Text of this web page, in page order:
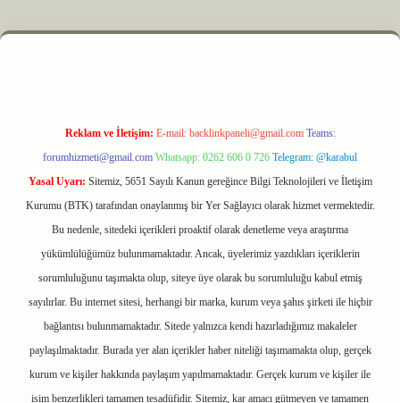
m elexbet
Reklam ve İletişim: E-mail: backlinkpaneli@gmail.com Teams:
forumhizmeti@gmail.com Whatsapp: 0262 606 0 726 Telegram: @karabul
Yasal Uyarı: Sitemiz, 5651 Sayılı Kanun gereğince Bilgi Teknolojileri ve İletişim
Kurumu (BTK) tarafından onaylanmış bir Yer Sağlayıcı olarak hizmet vermektedir.
Bu nedenle, sitedeki içerikleri proaktif olarak denetleme veya araştırma
yükümlülüğümüz bulunmamaktadır. Ancak, üyelerimiz yazdıkları içeriklerin
sorumluluğunu taşımakta olup, siteye üye olarak bu sorumluluğu kabul etmiş
sayılırlar. Bu internet sitesi, herhangi bir marka, kurum veya şahıs şirketi ile hiçbir
bağlantısı bulunmamaktadır. Sitede yalnızca kendi hazırladığımız makaleler
paylaşılmaktadır. Burada yer alan içerikler haber niteliği taşımamakta olup, gerçek
kurum ve kişiler hakkında paylaşım yapılmamaktadır. Gerçek kurum ve kişiler ile
isim benzerlikleri tamamen tesadüfidir. Sitemiz, kar amacı gütmeyen ve tamamen